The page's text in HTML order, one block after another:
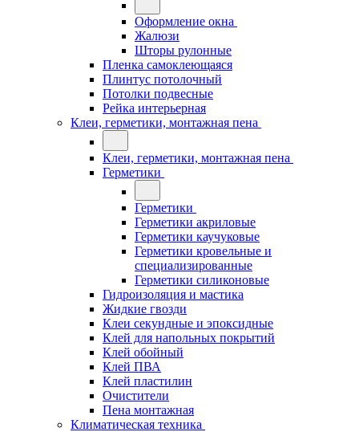
Оформление окна
Жалюзи
Шторы рулонные
Пленка самоклеющаяся
Плинтус потолочный
Потолки подвесные
Рейка интерьерная
Клеи, герметики, монтажная пена
Клеи, герметики, монтажная пена
Герметики
Герметики
Герметики акриловые
Герметики каучуковые
Герметики кровельные и
специализированные
Герметики силиконовые
Гидроизоляция и мастика
Жидкие гвозди
Клеи секундные и эпоксидные
Клей для напольных покрытий
Клей обойный
Клей ПВА
Клей пластилин
Очистители
Пена монтажная
Климатическая техника